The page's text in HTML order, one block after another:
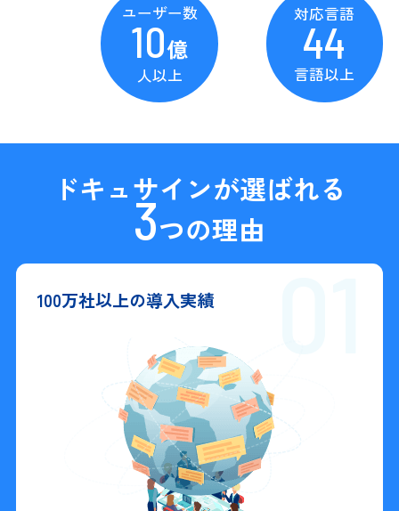
対応言語
44
言語以上
ユーザー数
10億
人以上
ドキュサインが選ばれる
3つの理由
100万社以上の導入実績